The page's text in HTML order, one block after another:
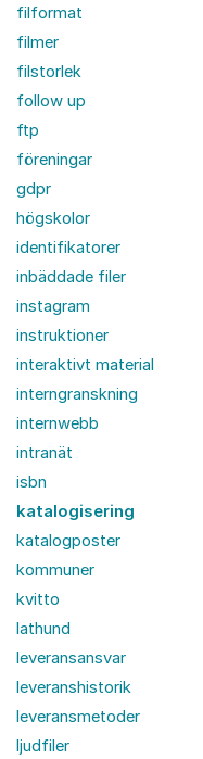
filformat
filmer
filstorlek
follow up
ftp
föreningar
gdpr
högskolor
identifikatorer
inbäddade filer
instagram
instruktioner
interaktivt material
interngranskning
internwebb
intranät
isbn
katalogisering
katalogposter
kommuner
kvitto
lathund
leveransansvar
leveranshistorik
leveransmetoder
ljudfiler